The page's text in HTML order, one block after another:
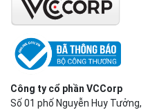
Công ty cổ phần VCCorp
Số 01 phố Nguyễn Huy Tưởng,